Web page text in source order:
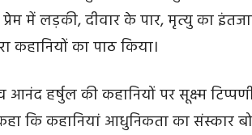
में लड़की, दीवार के पार, मृत्यु का
कहानियों का पाठ किया।
आनंद हर्षुल की कहानियों पर सूक्ष्म
कि कहानियां आधुनिकता का संस्कार